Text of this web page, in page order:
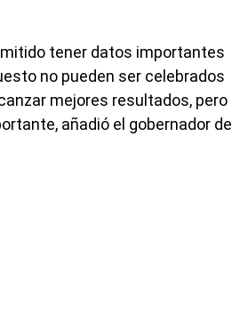
tener datos importantes
no pueden ser celebrados
mejores resultados, pero
añadió el gobernador de